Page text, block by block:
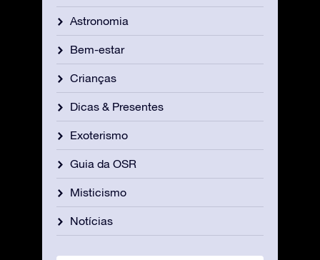
Astronomia
Bem-estar
Crianças
Dicas & Presentes
Exoterismo
Guia da OSR
Misticismo
Notícias